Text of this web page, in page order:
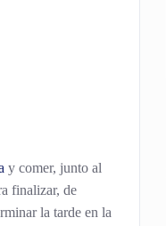
y comer, junto al
finalizar, de
la tarde en la